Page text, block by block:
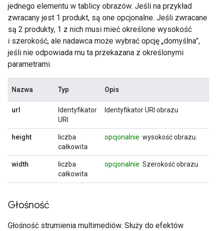
jednego elementu w tablicy obrazów. Jeśli na przykład
zwracany jest 1 produkt, są one opcjonalne. Jeśli zwracane
są 2 produkty, 1 z nich musi mieć określone wysokość
i szerokość, ale nadawca może wybrać opcję „domyślna”,
jeśli nie odpowiada mu ta przekazana z określonymi
parametrami.
Nazwa Typ Opis
url
Identyfikator
URI
Identyfikator URI obrazu
height
liczba
całkowita
opcjonalnie wysokość obrazu.
width
liczba
całkowita
opcjonalnie Szerokość obrazu
Głośność
Głośność strumienia multimediów. Służy do efektów